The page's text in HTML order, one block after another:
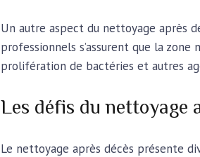
Un autre aspect du nettoyage après
professionnels s’assurent que la
prolifération de bactéries et autres
Les défis du nettoyage
Le nettoyage après décès présente